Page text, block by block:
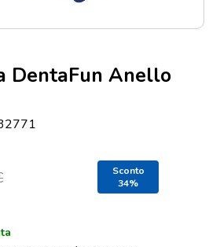
DentaFun Anello
Sconto
34%